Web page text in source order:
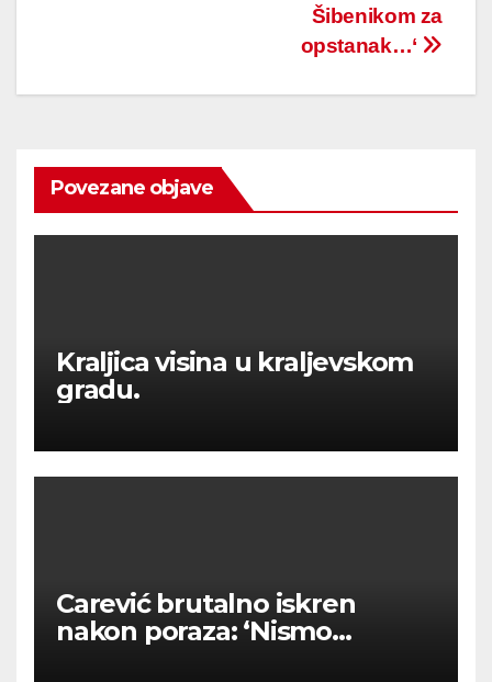
Šibenikom za
opstanak…‘
Povezane objave
Kraljica visina u kraljevskom
gradu.
Carević brutalno iskren
nakon poraza: ‘Nismo